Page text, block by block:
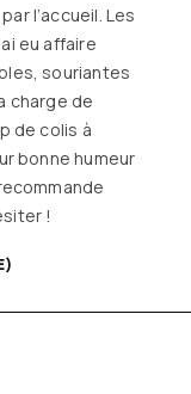
l’accueil. Les
eu affaire
souriantes
charge de
de colis à
bonne humeur
!